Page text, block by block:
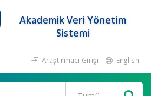
Akademik Veri Yönetim
Sistemi
Araştırmacı Girişi English